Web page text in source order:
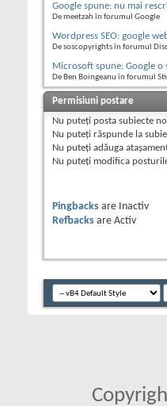
Google spune: nu mai
De meetzah în forumul Google
Wordpress SEO: google
De soscopyrights în forumul
Microsoft spune: Google o
De Ben Boingeanu în forumul
Permisiuni postare
Nu puteţi posta subiecte
Nu puteţi răspunde la
Nu puteţi adăuga
Nu puteţi modifica
Pingbacks are
Inactiv
Refbacks are Activ